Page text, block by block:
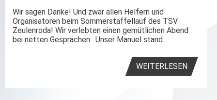
Wir sagen Danke! Und zwar allen Helfern und
Organisatoren beim Sommerstaffellauf des TSV
Zeulenroda! Wir verlebten einen gemütlichen Abend
bei netten Gesprächen. Unser Manuel stand…
WEITERLESEN